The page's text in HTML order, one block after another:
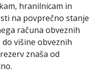
hranilnicam in
na povprečno stanje
računa obveznih
višine obveznih
znaša od